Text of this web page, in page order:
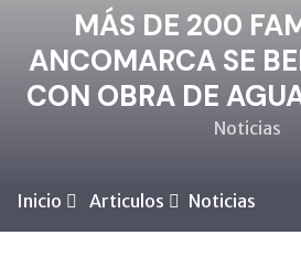
MÁS DE 200
ANCOMARCA SE
CON OBRA DE
Noticias
Inicio Articulos Noticias